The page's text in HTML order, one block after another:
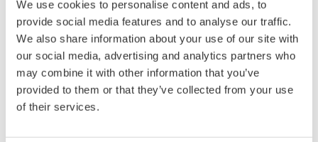
We use cookies to personalise content and ads, to
provide social media features and to analyse our traffic.
We also share information about your use of our site with
our social media, advertising and analytics partners who
may combine it with other information that you’ve
provided to them or that they’ve collected from your use
of their services.
横河的控制系统技术开发解决方案。该公司提供的解决方案之一是
Omegaland动态模拟环境，它是横河Oprex操作风险管理系列的一
*32015 17 个可持续发展目标，作为
一项呼吁多地区的行动，要求在